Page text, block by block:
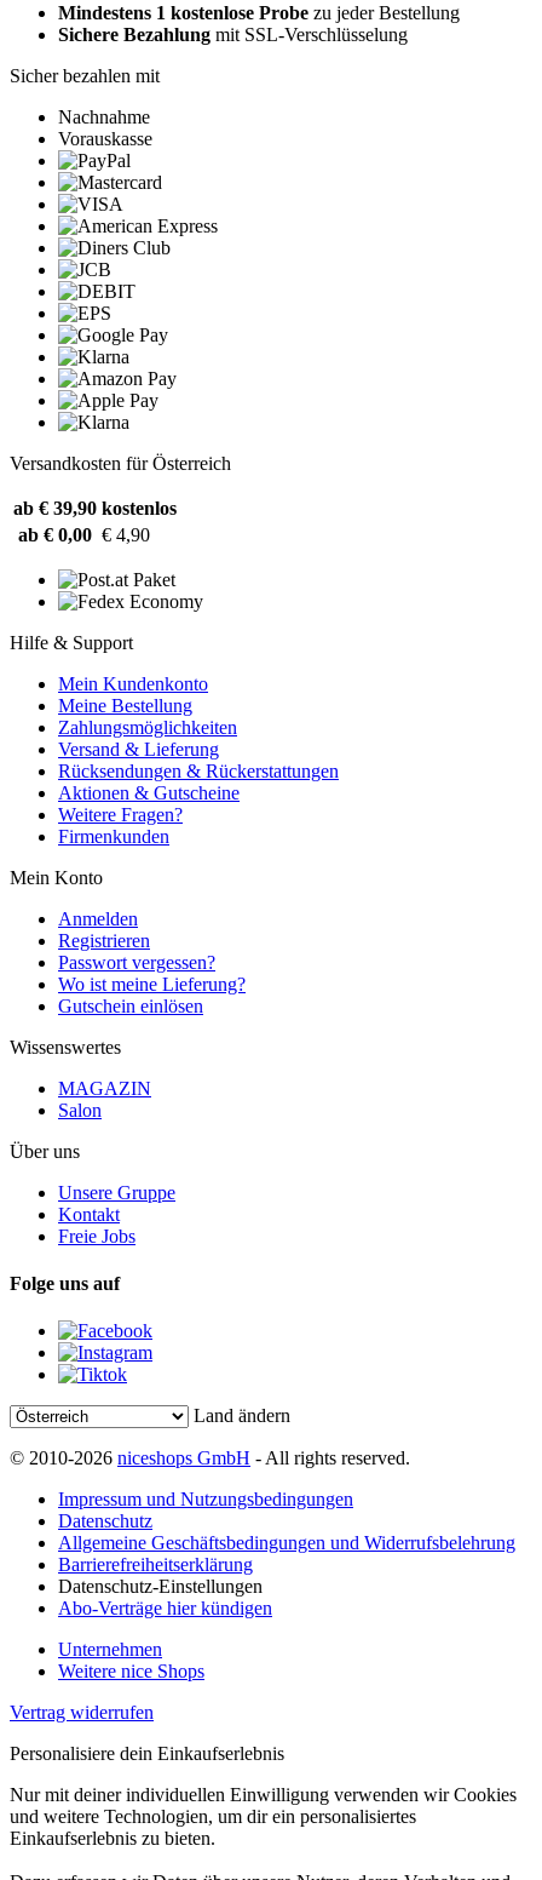
Mindestens 1 kostenlose Probe zu jeder Bestellung
Sichere Bezahlung mit SSL-Verschlüsselung
Sicher bezahlen mit
Nachnahme
Vorauskasse
Versandkosten für Österreich
ab € 39,90 kostenlos
ab € 0,00 € 4,90
Hilfe & Support
Mein Kundenkonto
Meine Bestellung
Zahlungsmöglichkeiten
Versand & Lieferung
Rücksendungen & Rückerstattungen
Aktionen & Gutscheine
Weitere Fragen?
Firmenkunden
Mein Konto
Anmelden
Registrieren
Passwort vergessen?
Wo ist meine Lieferung?
Gutschein einlösen
Wissenswertes
MAGAZIN
Salon
Über uns
Unsere Gruppe
Kontakt
Freie Jobs
Folge uns auf
Land ändern
© 2010-2026 niceshops GmbH - All rights reserved.
Impressum und Nutzungsbedingungen
Datenschutz
Allgemeine Geschäftsbedingungen und Widerrufsbelehrung
Barrierefreiheitserklärung
Datenschutz-Einstellungen
Abo-Verträge hier kündigen
Unternehmen
Weitere nice Shops
Vertrag widerrufen
Personalisiere dein Einkaufserlebnis
Nur mit deiner individuellen Einwilligung verwenden wir Cookies
und weitere Technologien, um dir ein personalisiertes
Einkaufserlebnis zu bieten.